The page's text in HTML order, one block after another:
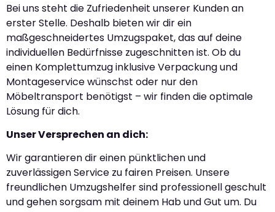
Bei uns steht die Zufriedenheit unserer Kunden an
erster Stelle. Deshalb bieten wir dir ein
maßgeschneidertes Umzugspaket, das auf deine
individuellen Bedürfnisse zugeschnitten ist. Ob du
einen Komplettumzug inklusive Verpackung und
Montageservice wünschst oder nur den
Möbeltransport benötigst – wir finden die optimale
Lösung für dich.
Unser Versprechen an dich:
Wir garantieren dir einen pünktlichen und
zuverlässigen Service zu fairen Preisen. Unsere
freundlichen Umzugshelfer sind professionell geschult
und gehen sorgsam mit deinem Hab und Gut um. Du